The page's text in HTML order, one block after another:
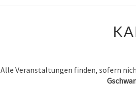
Alle Veranstaltungen finden, sofern